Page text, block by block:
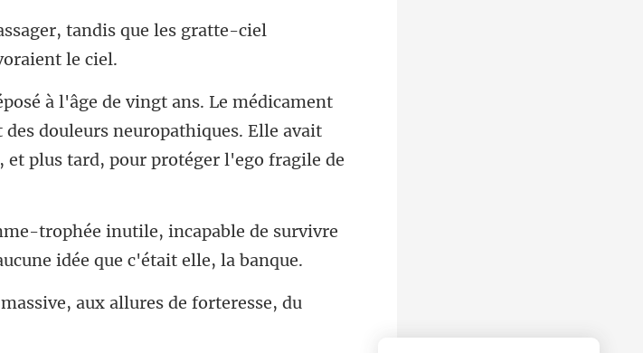
er, tandis que les gratte-ciel
douleurs neuropathiques. Elle avait
ile, incapable de survivre
aux allures de fo